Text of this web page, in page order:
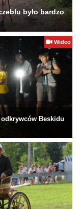
było bardzo
Wideo
Beskidu